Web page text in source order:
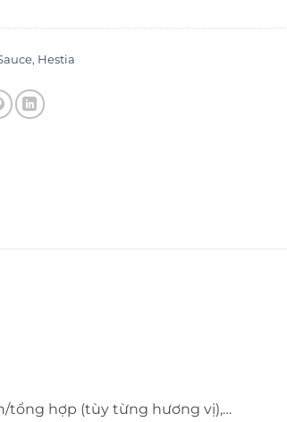
, Hestia
tổng hợp (tùy từng hương vị),…